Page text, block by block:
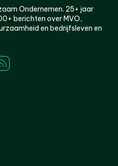
Ondernemen. 25+ jaar
berichten over MVO,
en bedrijfsleven en